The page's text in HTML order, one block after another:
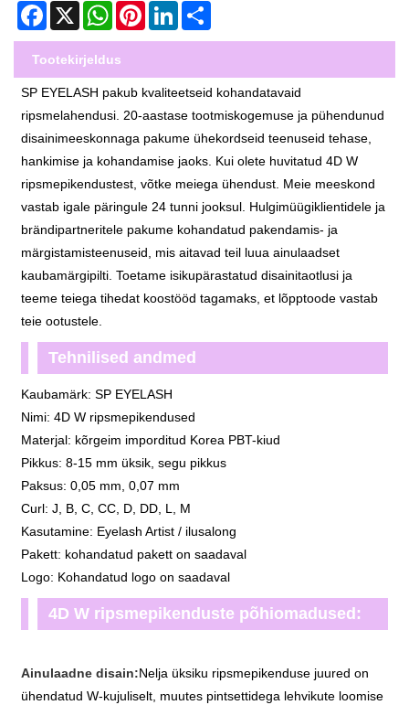
Facebook
X WhatsAppPinterestLinkedIn
Tootekirjeldus
SP EYELASH pakub kvaliteetseid kohandatavaid
ripsmelahendusi. 20-aastase tootmiskogemuse ja pühendunud
disainimeeskonnaga pakume ühekordseid teenuseid tehase,
hankimise ja kohandamise jaoks. Kui olete huvitatud 4D W
ripsmepikendustest, võtke meiega ühendust. Meie meeskond
vastab igale päringule 24 tunni jooksul. Hulgimüügiklientidele ja
brändipartneritele pakume kohandatud pakendamis- ja
märgistamisteenuseid, mis aitavad teil luua ainulaadset
kaubamärgipilti. Toetame isikupärastatud disainitaotlusi ja
teeme teiega tihedat koostööd tagamaks, et lõpptoode vastab
teie ootustele.
Tehnilised andmed
Kaubamärk: SP EYELASH
Nimi: 4D W ripsmepikendused
Materjal: kõrgeim imporditud Korea PBT-kiud
Pikkus: 8-15 mm üksik, segu pikkus
Paksus: 0,05 mm, 0,07 mm
Curl: J, B, C, CC, D, DD, L, M
Kasutamine: Eyelash Artist / ilusalong
Pakett: kohandatud pakett on saadaval
Logo: Kohandatud logo on saadaval
4D W ripsmepikenduste põhiomadused:
Ainulaadne disain:Nelja üksiku ripsmepikenduse juured on
ühendatud W-kujuliselt, muutes pintsettidega lehvikute loomise